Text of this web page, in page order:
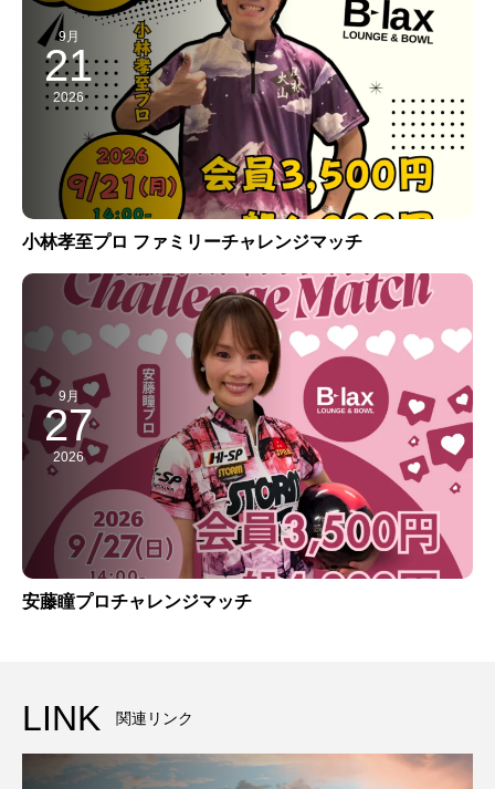
9月
21
2026
小林孝至プロ ファミリーチャレンジマッチ
9月
27
2026
安藤瞳プロチャレンジマッチ
LINK 関連リンク